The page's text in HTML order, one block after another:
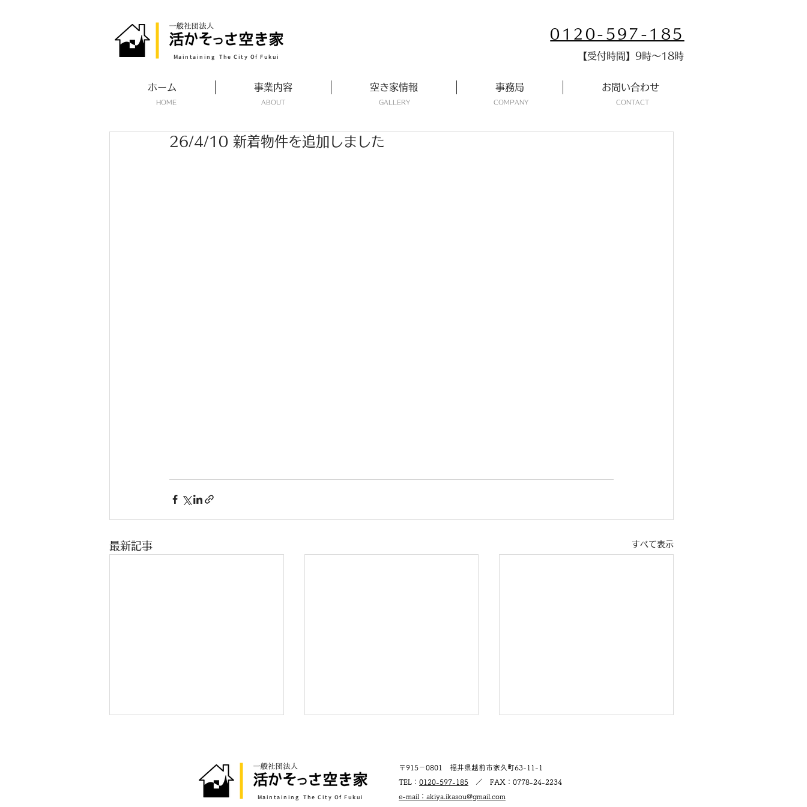
​Maintaining The City Of Fukui
0120-597-185
​【受付時間】9時～18時
ホーム 事業内容 空き家情報 事務局 お問い合わせ
​HOME ​ABOUT GALLERY ​COMPANY ​CONTACT
26/4/10 新着物件を追加しました
最新記事 すべて表示
​Maintaining The City Of Fukui
​〒915－0801 福井県越前市家久町63-11-1
​TEL： 0120-597-185 ／ FAX：​0778-24-2234
e-mail：akiya.ikasou@gmail.com​